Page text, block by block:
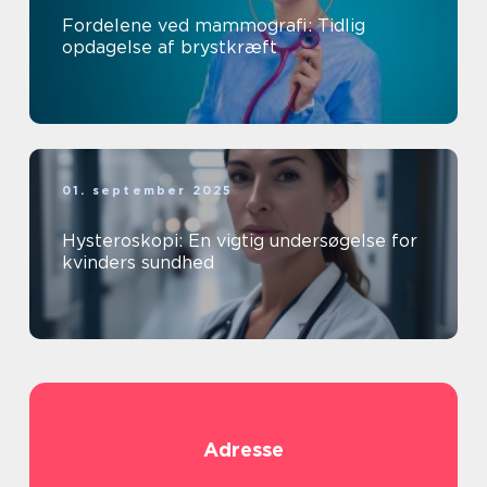
Fordelene ved mammografi: Tidlig
opdagelse af brystkræft
01. september 2025
Hysteroskopi: En vigtig undersøgelse for
kvinders sundhed
Adresse